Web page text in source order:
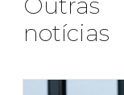
notícias